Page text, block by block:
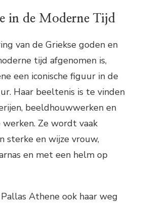
in de Moderne Tijd
van de Griekse goden en
tijd afgenomen is,
een iconische figuur in de
Haar beeltenis is te vinden
beeldhouwwerken en
Ze wordt vaak
sterke en wijze vrouw,
en met een helm op
Athene ook haar weg